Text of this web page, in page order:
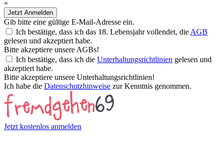
«
Jetzt Anmelden
Gib bitte eine gültige E-Mail-Adresse ein.
Ich bestätige, dass ich das 18. Lebensjahr vollendet, die AGB
gelesen und akzeptiert habe.
Bitte akzeptiere unsere AGBs!
Ich bestätige, dass ich die Unterhaltungsrichtlinien gelesen und
akzeptiert habe.
Bitte akzeptiere unsere Unterhaltungsrichtlinien!
Ich habe die Datenschutzhinweise zur Kenntnis genommen.
Jetzt kostenlos anmelden